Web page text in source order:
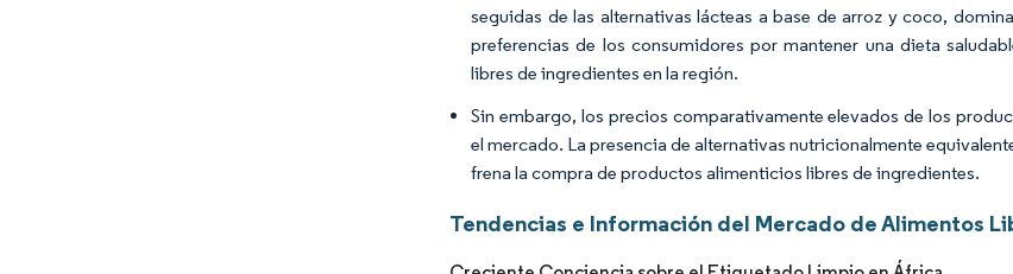
seguidas de las alternativas lácteas a base de arroz y coco,
preferencias de los consumidores por mantener una dieta
libres de ingredientes en la región.
Sin embargo, los precios comparativamente elevados de los
el mercado. La presencia de alternativas nutricionalmente
frena la compra de productos alimenticios libres de ingredientes.
Tendencias e Información del Mercado de Alimentos